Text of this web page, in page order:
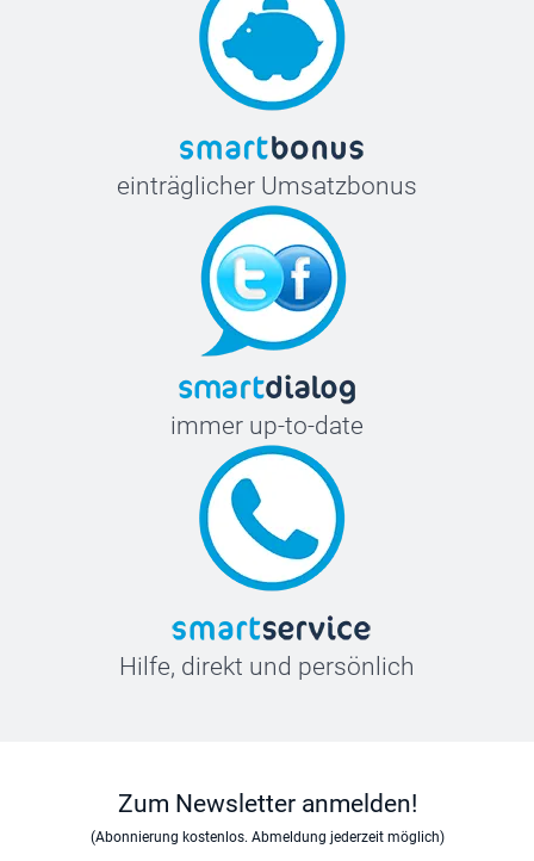
einträglicher Umsatzbonus
immer up-to-date
Hilfe, direkt und persönlich
Zum Newsletter anmelden!
(Abonnierung kostenlos. Abmeldung jederzeit möglich)